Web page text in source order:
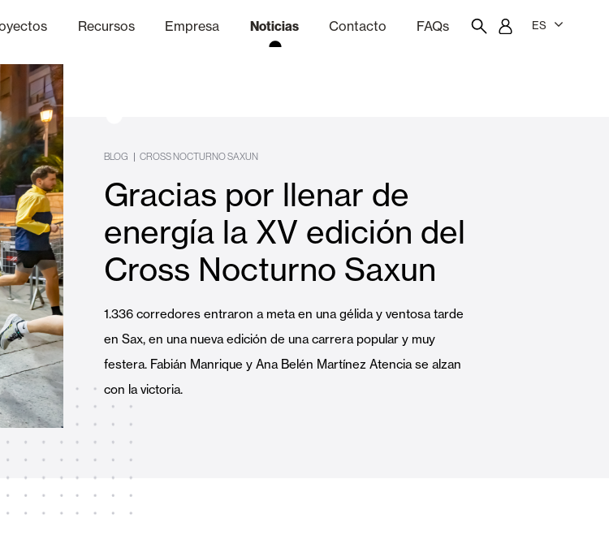
Toldos
Viviendas
Recursos
Acabados
Empresa Noticias Contacto FAQs ES
BLOG | CROSS NOCTURNO SAXUN
Gracias por llenar de
energía la XV edición del
Cross Nocturno Saxun
1.336 corredores entraron a meta en una gélida y ventosa tarde
en Sax, en una nueva edición de una carrera popular y muy
festera. Fabián Manrique y Ana Belén Martínez Atencia se alzan
con la victoria.